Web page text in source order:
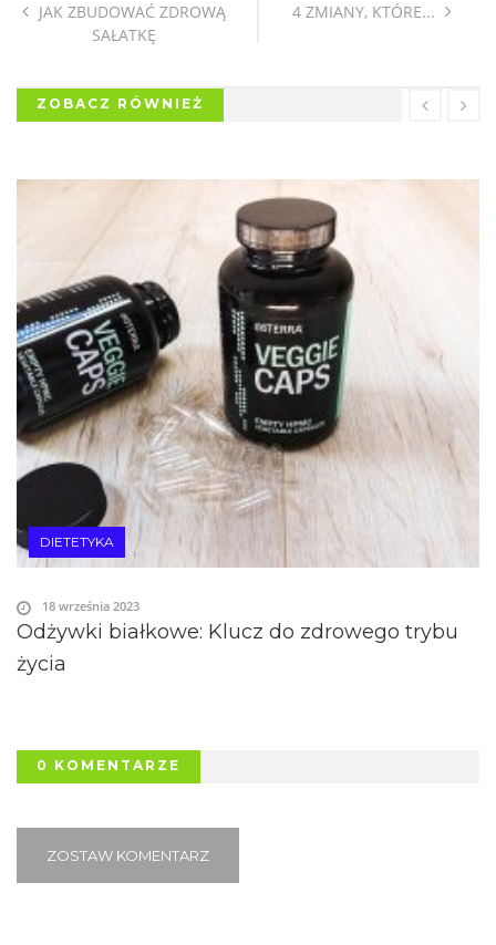
JAK ZBUDOWAĆ ZDROWĄ
SAŁATKĘ
4 ZMIANY, KTÓRE...
ZOBACZ RÓWNIEŻ
DIETETYKA
Odżywki białkowe: Klucz do zdrowego trybu
życia
18 września 2023
0 KOMENTARZE
ZOSTAW KOMENTARZ